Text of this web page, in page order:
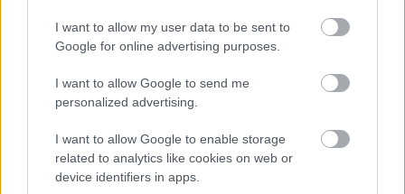
I want to allow my user data to be sent to
Google for online advertising purposes.
I want to allow Google to send me
personalized advertising.
I want to allow Google to enable storage
related to analytics like cookies on web or
device identifiers in apps.
szódabikarbónát és minden szódás tippet
kipróbálunk és megmutatjuk Neked az eredményt.
sorra. Hát íme az eredmény! >>> Legutóbb sima
szódabikarbónával próbálkoztam,…